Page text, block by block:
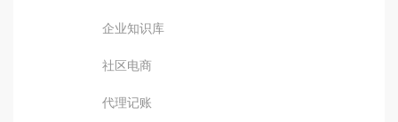
企业知识库
社区电商
代理记账